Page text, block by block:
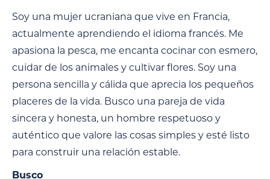
Soy una mujer ucraniana que vive en Francia,
actualmente aprendiendo el idioma francés. Me
apasiona la pesca, me encanta cocinar con esmero,
cuidar de los animales y cultivar flores. Soy una
persona sencilla y cálida que aprecia los pequeños
placeres de la vida. Busco una pareja de vida
sincera y honesta, un hombre respetuoso y
auténtico que valore las cosas simples y esté listo
para construir una relación estable.
Busco